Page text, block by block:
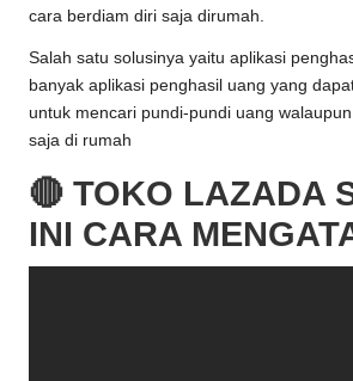
cara berdiam diri saja dirumah.
Salah satu solusinya yaitu aplikasi
banyak aplikasi penghasil uang yang
untuk mencari pundi-pundi uang
saja di rumah
🔴 TOKO LAZADA
INI CARA